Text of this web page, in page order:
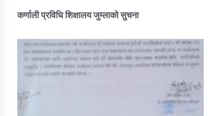
तातोपानी गाउँपालिकाको न्यायिक समिति सम्बन्धी सन्देश
तातोपानी गाउँपालिका जुम्लाको महिला तथा लैङ्गिक हिंसा
कर्णाली प्रविधि शिक्षालय जुम्लाको सुचना